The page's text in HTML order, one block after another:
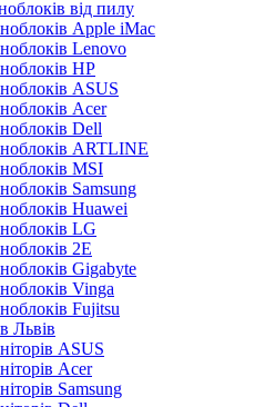
від пилу
Apple iMac
Lenovo
HP
ASUS
Acer
Dell
ARTLINE
MSI
Samsung
Huawei
LG
2E
Gigabyte
Vinga
Fujitsu
Львів
ASUS
Acer
Samsung